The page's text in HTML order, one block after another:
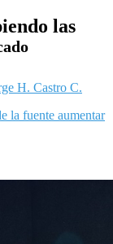
las
H. Castro C.
la fuente aumentar